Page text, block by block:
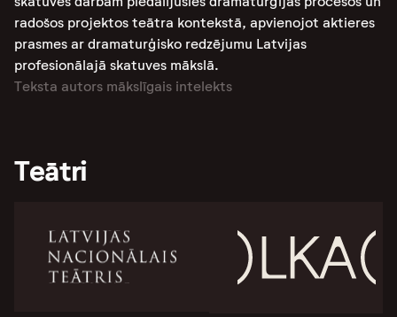
radošos projektos teātra kontekstā, apvienojot aktieres
prasmes ar dramaturģisko redzējumu Latvijas
profesionālajā skatuves mākslā.
Teksta autors mākslīgais intelekts
Teātri